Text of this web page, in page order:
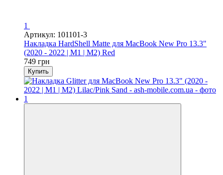
1
Артикул: 101101-3
Накладка HardShell Matte для MacBook New Pro 13.3"
(2020 - 2022 | M1 | M2) Red
749 грн
Купить